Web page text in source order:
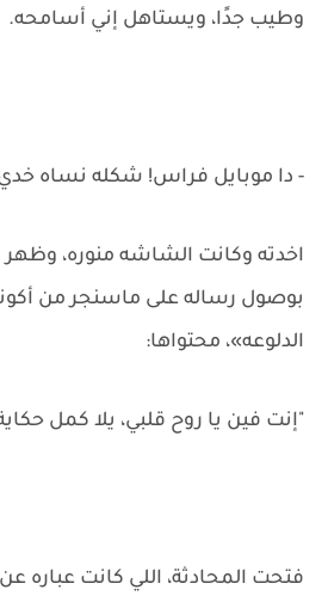
وطيب جدًا، ويستاهل إني أسامحه.
- دا موبايل فراس! شكله نساه خدي
اخدته وكانت الشاشه منوره،
بوصول رساله على ماسنجر من
الدلوعه»، محتواها:
"إنت فين يا روح قلبي، يلا كمل
فتحت المحادثة، اللي كانت عباره